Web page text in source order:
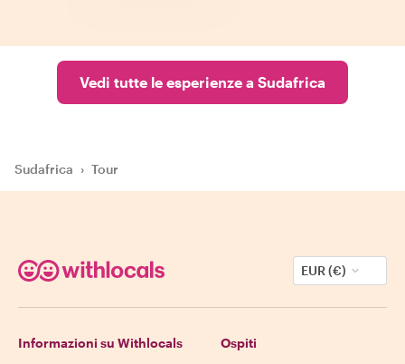
Vedi tutte le esperienze a Sudafrica
Sudafrica › Tour
EUR (€)
Informazioni su Withlocals Ospiti